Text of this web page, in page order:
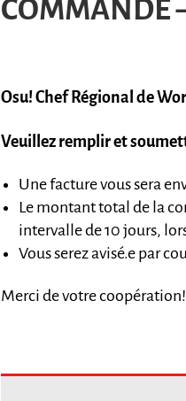
COMMANDE
Osu! Chef Régional de
Veuillez remplir et
Une facture vous sera
Le montant total de la
intervalle de 10 jours,
Vous serez avisé.e par
Merci de votre